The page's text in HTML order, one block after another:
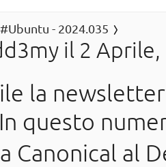
- 2024.035
il 2 Aprile,
la
questo
Canonical al